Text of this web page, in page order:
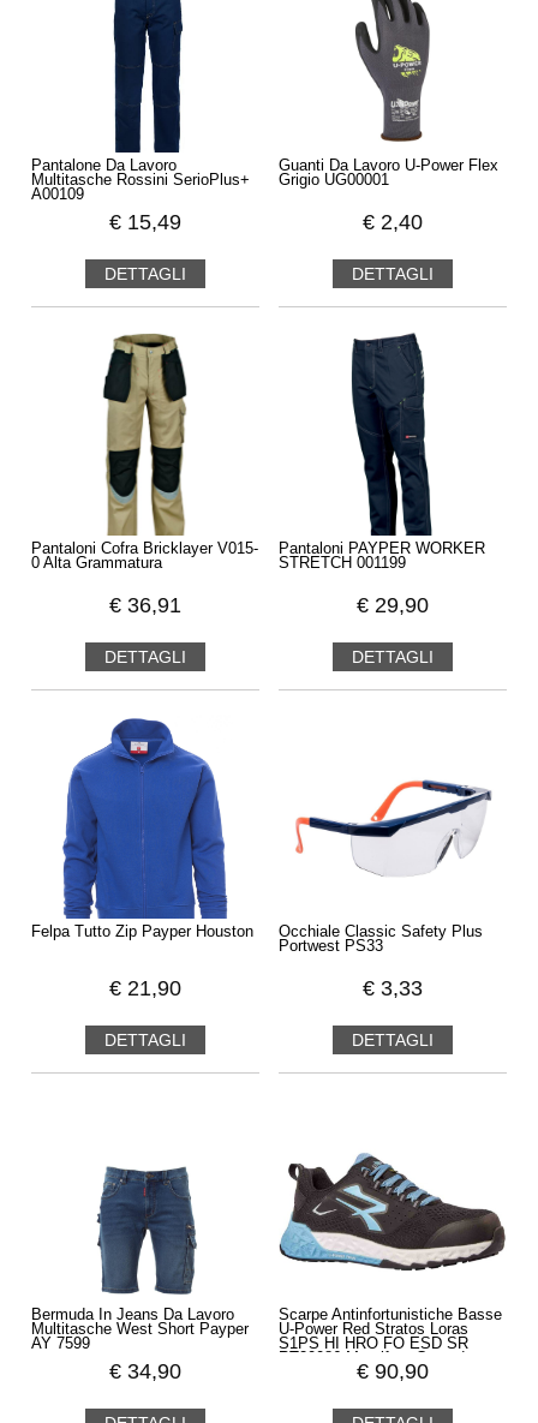
Pantalone Da Lavoro
Multitasche Rossini SerioPlus+
A00109
€ 15,49
DETTAGLI
Guanti Da Lavoro U-Power Flex
Grigio UG00001
€ 2,40
DETTAGLI
Pantaloni Cofra Bricklayer V015-
0 Alta Grammatura
€ 36,91
DETTAGLI
Pantaloni PAYPER WORKER
STRETCH 001199
€ 29,90
DETTAGLI
Felpa Tutto Zip Payper Houston
€ 21,90
DETTAGLI
Occhiale Classic Safety Plus
Portwest PS33
€ 3,33
DETTAGLI
Bermuda In Jeans Da Lavoro
Multitasche West Short Payper
AY 7599
€ 34,90
Scarpe Antinfortunistiche Basse
U-Power Red Stratos Loras
S1PS HI HRO FO ESD SR
€ 90,90